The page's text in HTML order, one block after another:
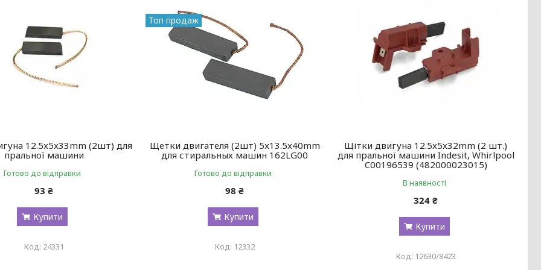
12.5x5x33mm (2шт) для
пральної машини
Готово до відправки
93 ₴
Купити
24331
Топ продаж
Щетки двигателя (2шт) 5x13.5x40mm
для стиральных машин 162LG00
Готово до відправки
98 ₴
Купити
12332
Щітки двигуна 12.5x5x32mm (2 шт.)
для пральної машини Indesit, Whirlpool
C00196539 (482000023015)
В наявності
324 ₴
Купити
12630/8423